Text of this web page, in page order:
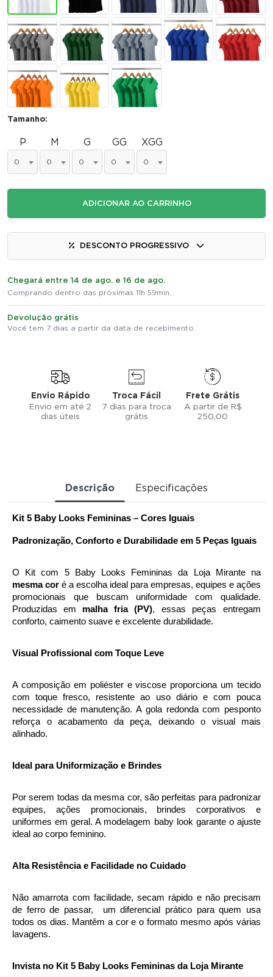
Tamanho:
P
0
M
0
G
0
GG
0
XGG
0
ADICIONAR AO CARRINHO
DESCONTO PROGRESSIVO
Chegará entre 14 de ago. e 16 de ago.
Comprando dentro das próximas 11h 59min.
Devolução grátis
Você tem 7 dias a partir da data de recebimento.
Envio Rápido
Envio em até 2
dias úteis
Troca Fácil
7 dias para troca
grátis
Frete Grátis
A partir de R$
250,00
Descrição Especificações
Kit 5 Baby Looks Femininas – Cores Iguais
Padronização, Conforto e Durabilidade em 5 Peças Iguais
mesma cor é a escolha ideal para empresas, equipes e ações
promocionais que buscam uniformidade com qualidade.
Produzidas em malha fria (PV), essas peças entregam
conforto, caimento suave e excelente durabilidade.
Visual Profissional com Toque Leve
A composição em poliéster e viscose proporciona um tecido
com toque fresco, resistente ao uso diário e com pouca
necessidade de manutenção. A gola redonda com pesponto
reforça o acabamento da peça, deixando o visual mais
alinhado.
Ideal para Uniformização e Brindes
Por serem todas da mesma cor, são perfeitas para padronizar
equipes, ações promocionais, brindes corporativos e
uniformes em geral. A modelagem baby look garante o ajuste
ideal ao corpo feminino.
Alta Resistência e Facilidade no Cuidado
Não amarrota com facilidade, secam rápido e não precisam
de ferro de passar,  um diferencial prático para quem usa
todos os dias. Mantêm a cor e o formato mesmo após várias
lavagens.
Invista no Kit 5 Baby Looks Femininas da Loja Mirante